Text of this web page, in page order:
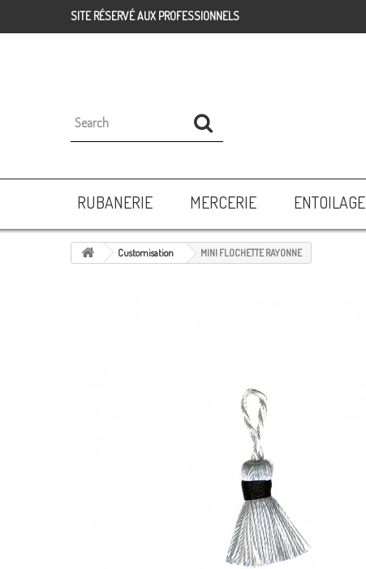
SITE RÉSERVÉ AUX PROFESSIONNELS
RUBANERIE MERCERIE ENTOILAGE
Customisation MINI FLOCHETTE RAYONNE